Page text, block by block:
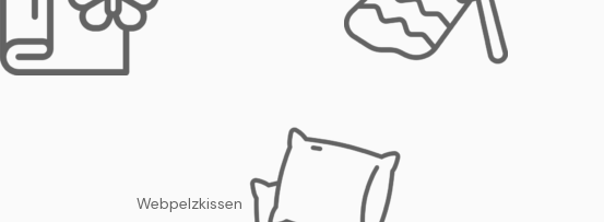
Webpelzkissen